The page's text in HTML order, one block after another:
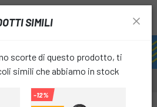
SIMILI
scorte di questo prodotto, ti
simili che abbiamo in stock
-12%